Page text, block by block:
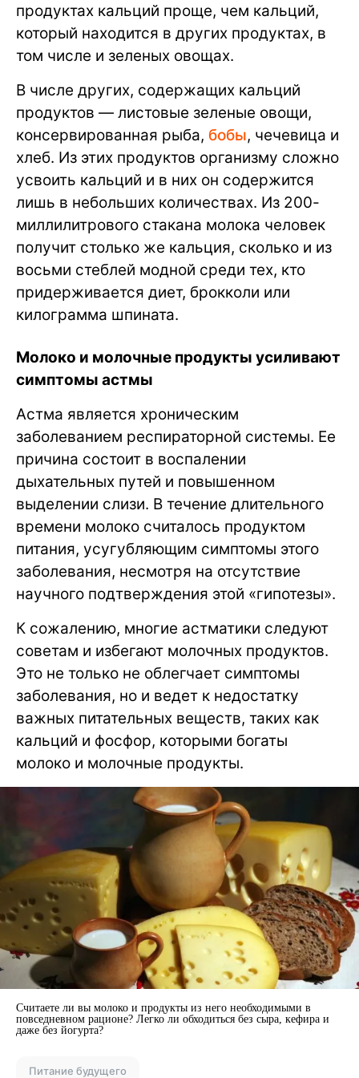
продуктах кальций проще, чем кальций,
который находится в других продуктах, в
том числе и зеленых овощах.
В числе других, содержащих кальций
продуктов — листовые зеленые овощи,
консервированная рыба, бобы, чечевица и
хлеб. Из этих продуктов организму сложно
усвоить кальций и в них он содержится
лишь в небольших количествах. Из 200-
миллилитрового стакана молока человек
получит столько же кальция, сколько и из
восьми стеблей модной среди тех, кто
придерживается диет, брокколи или
килограмма шпината.
Молоко и молочные продукты усиливают
симптомы астмы
Астма является хроническим
заболеванием респираторной системы. Ее
причина состоит в воспалении
дыхательных путей и повышенном
выделении слизи. В течение длительного
времени молоко считалось продуктом
питания, усугубляющим симптомы этого
заболевания, несмотря на отсутствие
научного подтверждения этой «гипотезы».
К сожалению, многие астматики следуют
советам и избегают молочных продуктов.
Это не только не облегчает симптомы
заболевания, но и ведет к недостатку
важных питательных веществ, таких как
кальций и фосфор, которыми богаты
молоко и молочные продукты.
Считаете ли вы молоко и продукты из него необходимыми в
повседневном рационе? Легко ли обходиться без сыра, кефира и
даже без йогурта?
Питание будущего